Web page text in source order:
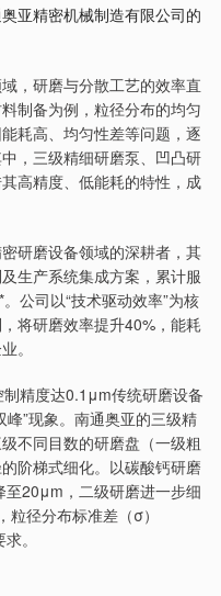
亚精密机械制造有限公司的
，研磨与分散工艺的效率直
制备为例，粒径分布的均匀
耗高、均匀性差等问题，逐
，三级精细研磨泵、凹凸研
高精度、低能耗的特性，成
研磨设备领域的深耕者，其
生产系统集成方案，累计服
公司以“技术驱动效率”为核
将研磨效率提升40%，能耗
。
精度达0.1μm传统研磨设备
”现象。南通奥亚的三级精
不同目数的研磨盘（一级粗
阶梯式细化。以碳酸钙研磨
20μm，二级研磨进一步细
径分布标准差（σ）
。